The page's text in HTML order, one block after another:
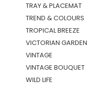
TRAY & PLACEMAT
TREND & COLOURS
TROPICAL BREEZE
VICTORIAN GARDEN
VINTAGE
VINTAGE BOUQUET
WILD LIFE